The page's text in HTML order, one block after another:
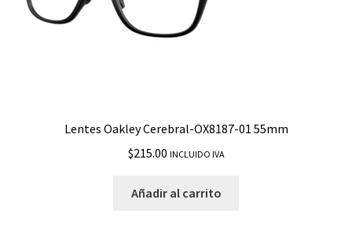
Lentes Oakley Cerebral-OX8187-01 55mm
$215.00 INCLUIDO IVA
Añadir al carrito